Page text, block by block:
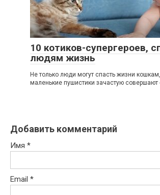
10 котиков-супергероев,
людям жизнь
Не только люди могут спасть жизни
маленькие пушистики зачастую
Добавить комментарий
Имя *
Email *